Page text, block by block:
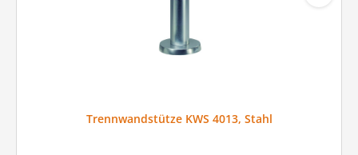
Trennwandstütze KWS 4013, Stahl